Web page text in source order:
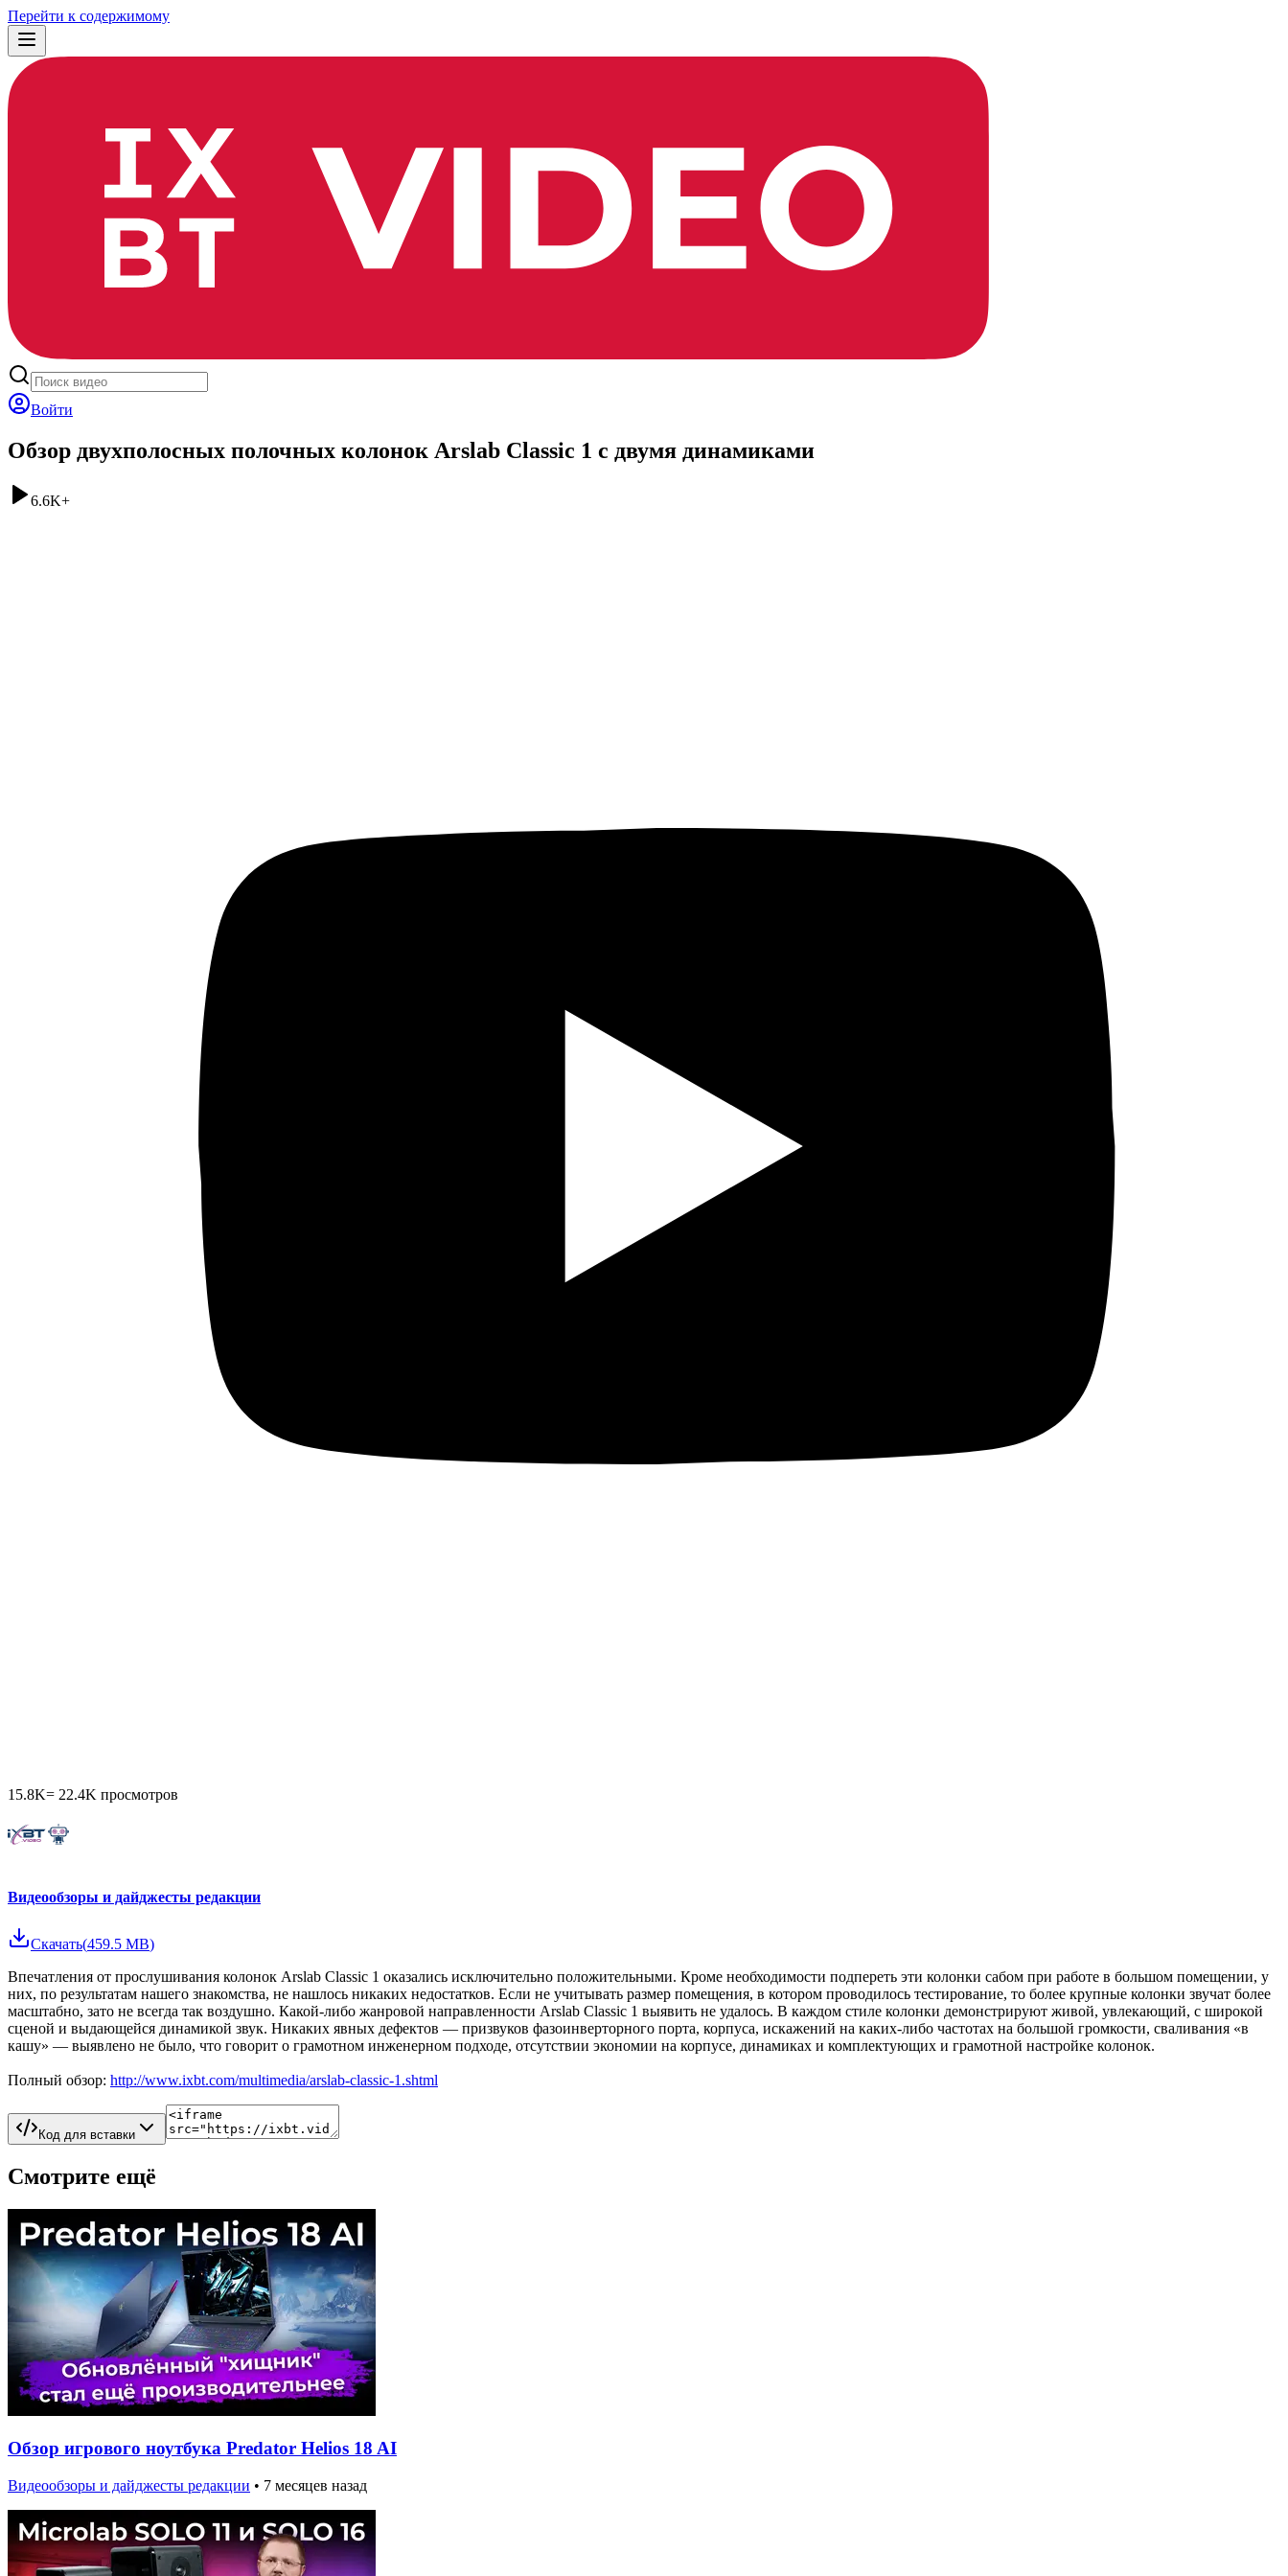
Перейти к содержимому
Войти
Обзор двухполосных полочных колонок Arslab Classic 1 с двумя динамиками
6.6K+
15.8K= 22.4K просмотров
Видеообзоры и дайджесты редакции
Скачать(459.5 MB)
Впечатления от прослушивания колонок Arslab Classic 1 оказались исключительно положительными. Кроме необходимости подпереть эти колонки сабом при работе в большом помещении, у
них, по результатам нашего знакомства, не нашлось никаких недостатков. Если не учитывать размер помещения, в котором проводилось тестирование, то более крупные колонки звучат более
масштабно, зато не всегда так воздушно. Какой-либо жанровой направленности Arslab Classic 1 выявить не удалось. В каждом стиле колонки демонстрируют живой, увлекающий, с широкой
сценой и выдающейся динамикой звук. Никаких явных дефектов — призвуков фазоинверторного порта, корпуса, искажений на каких-либо частотах на большой громкости, сваливания «в
кашу» — выявлено не было, что говорит о грамотном инженерном подходе, отсутствии экономии на корпусе, динамиках и комплектующих и грамотной настройке колонок.
Полный обзор: http://www.ixbt.com/multimedia/arslab-classic-1.shtml
Код для вставки
Смотрите ещё
Обзор игрового ноутбука Predator Helios 18 AI
Видеообзоры и дайджесты редакции • 7 месяцев назад